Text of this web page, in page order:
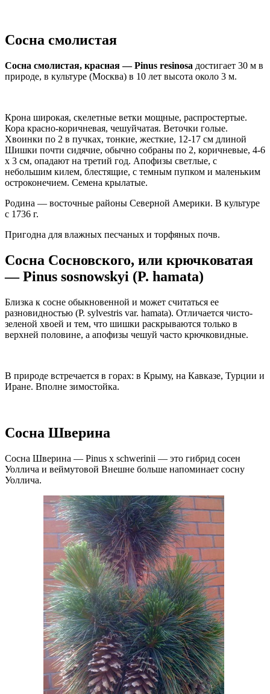
Сосна смолистая
Сосна смолистая, красная — Pinus resinosa достигает 30 м в
природе, в культуре (Москва) в 10 лет высота около 3 м.
Крона широкая, скелетные ветки мощные, распростертые.
Кора красно-коричневая, чешуйчатая. Веточки голые.
Хвоинки по 2 в пучках, тонкие, жесткие, 12-17 см длиной
Шишки почти сидячие, обычно собраны по 2, коричневые, 4-6
х 3 см, опадают на третий год. Апофизы светлые, с
небольшим килем, блестящие, с темным пупком и маленьким
остроконечием. Семена крылатые.
Родина — восточные районы Северной Америки. В культуре
с 1736 г.
Пригодна для влажных песчаных и торфяных почв.
Сосна Сосновского, или крючковатая
— Pinus sosnowskyi (P. hamata)
Близка к сосне обыкновенной и может считаться ее
разновидностью (P. sylvestris var. hamata). Отличается чисто-
зеленой хвоей и тем, что шишки раскрываются только в
верхней половине, а апофизы чешуй часто крючковидные.
В природе встречается в горах: в Крыму, на Кавказе, Турции и
Иране. Вполне зимостойка.
Сосна Шверина
Сосна Шверина — Pinus x schwerinii — это гибрид сосен
Уоллича и веймутовой Внешне больше напоминает сосну
Уоллича.